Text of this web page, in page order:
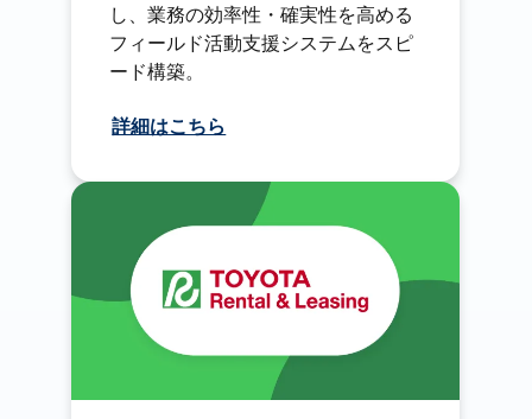
し、業務の効率性・確実性を高める
フィールド活動支援システムをスピ
ード構築。
詳細はこちら